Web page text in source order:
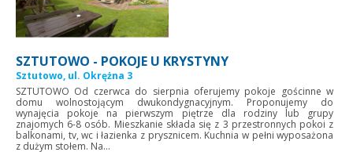
SZTUTOWO - POKOJE U KRYSTYNY
Sztutowo, ul. Okrężna 3
SZTUTOWO Od czerwca do sierpnia oferujemy pokoje gościnne w
domu wolnostojącym dwukondygnacyjnym. Proponujemy do
wynajęcia pokoje na pierwszym piętrze dla rodziny lub grupy
znajomych 6-8 osób. Mieszkanie składa się z 3 przestronnych pokoi z
balkonami, tv, wc i łazienka z prysznicem. Kuchnia w pełni wyposażona
z dużym stołem. Na...